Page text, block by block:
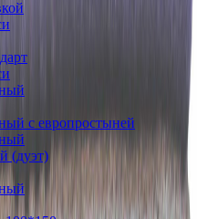
с европростыней
(дуэт)